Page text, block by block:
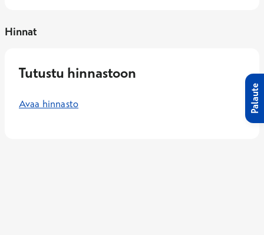
Hinnat
Tutustu hinnastoon
Avaa hinnasto Palaute